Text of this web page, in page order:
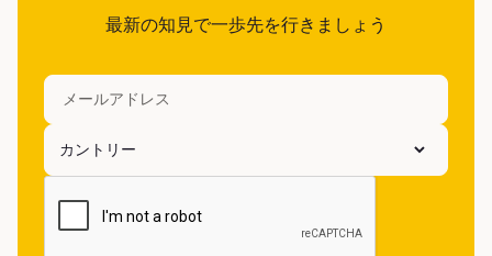
最新の知見で一歩先を行きましょう